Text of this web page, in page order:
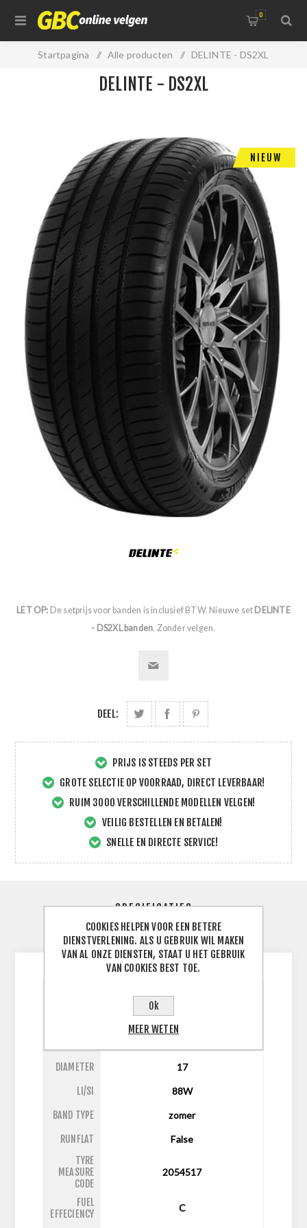
0
Startpagina / Alle producten / DELINTE - DS2XL
NIEUW
DELINTE - DS2XL
LET OP: De setprijs voor banden is inclusief BTW. Nieuwe set DELINTE
- DS2XL banden. Zonder velgen.
DEEL:
PRIJS IS STEEDS PER SET
GROTE SELECTIE OP VOORRAAD, DIRECT LEVERBAAR!
RUIM 3000 VERSCHILLENDE MODELLEN VELGEN!
VEILIG BESTELLEN EN BETALEN!
SNELLE EN DIRECTE SERVICE!
SPECIFICATIES
CONTACTEER ONS
DIAMETER 17
LI/SI 88W
BAND TYPE zomer
RUNFLAT
False
TYRE
MEASURE
CODE
2054517
FUEL
EFFECIENCY
C
COOKIES HELPEN VOOR EEN BETERE
DIENSTVERLENING. ALS U GEBRUIK WIL MAKEN
VAN AL ONZE DIENSTEN, STAAT U HET GEBRUIK
VAN COOKIES BEST TOE.
Ok
MEER WETEN